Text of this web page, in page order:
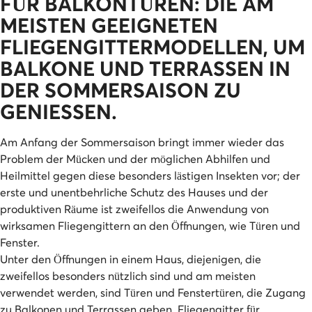
MEISTEN GEEIGNETEN
FLIEGENGITTERMODELLEN, UM
BALKONE UND TERRASSEN IN
DER SOMMERSAISON ZU
GENIESSEN.
Am Anfang der Sommersaison bringt immer wieder das
Problem der Mücken und der möglichen Abhilfen und
Heilmittel gegen diese besonders lästigen Insekten vor; der
erste und unentbehrliche Schutz des Hauses und der
produktiven Räume ist zweifellos die Anwendung von
wirksamen Fliegengittern an den Öffnungen, wie Türen und
Fenster.
Unter den Öffnungen in einem Haus, diejenigen, die
zweifellos besonders nützlich sind und am meisten
verwendet werden, sind Türen und Fenstertüren, die Zugang